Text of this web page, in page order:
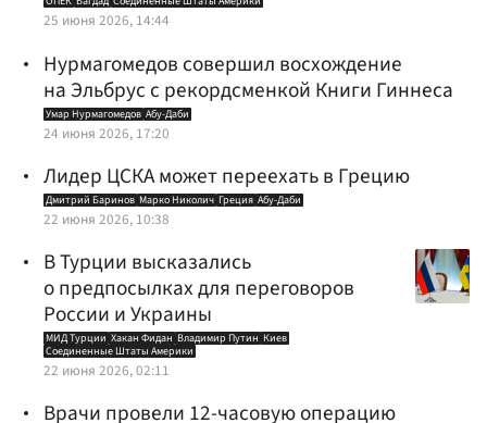
25 июня 2026, 14:44
Нурмагомедов совершил восхождение
на Эльбрус с рекордсменкой Книги Гиннеса
Умар Нурмагомедов Абу-Даби
24 июня 2026, 17:20
Лидер ЦСКА может переехать в Грецию
Дмитрий Баринов Марко Николич Греция Абу-Даби
22 июня 2026, 10:38
В Турции высказались
о предпосылках для переговоров
России и Украины
МИД Турции Хакан Фидан Владимир Путин Киев
Соединенные Штаты Америки
22 июня 2026, 02:11
Врачи провели 12-часовую операцию